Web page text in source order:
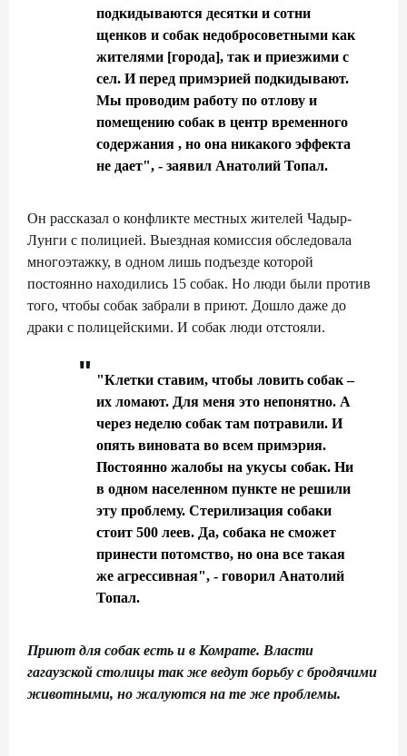
подкидываются десятки и сотни
щенков и собак недобросоветными как
жителями [города], так и приезжими с
сел. И перед примэрией подкидывают.
Мы проводим работу по отлову и
помещению собак в центр временного
содержания , но она никакого эффекта
не дает", - заявил Анатолий Топал.
Он рассказал о конфликте местных жителей Чадыр-
Лунги с полицией. Выездная комиссия обследовала
многоэтажку, в одном лишь подъезде которой
постоянно находились 15 собак. Но люди были против
того, чтобы собак забрали в приют. Дошло даже до
драки с полицейскими. И собак люди отстояли.
"Клетки ставим, чтобы ловить собак –
их ломают. Для меня это непонятно. А
через неделю собак там потравили. И
опять виновата во всем примэрия.
Постоянно жалобы на укусы собак. Ни
в одном населенном пункте не решили
эту проблему. Стерилизация собаки
стоит 500 леев. Да, собака не сможет
принести потомство, но она все такая
же агрессивная", - говорил Анатолий
Топал.
Приют для собак есть и в Комрате. Власти
гагаузской столицы так же ведут борьбу с бродячими
животными, но жалуются на те же проблемы.